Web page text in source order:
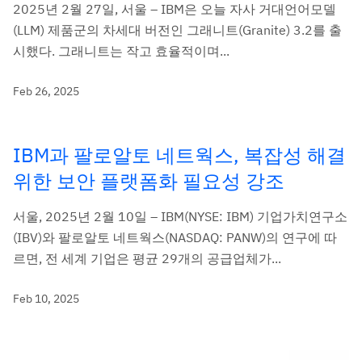
2025년 2월 27일, 서울 – IBM은 오늘 자사 거대언어모델
(LLM) 제품군의 차세대 버전인 그래니트(Granite) 3.2를 출
시했다. 그래니트는 작고 효율적이며...
Feb 26, 2025
IBM과 팔로알토 네트웍스, 복잡성 해결
위한 보안 플랫폼화 필요성 강조
서울, 2025년 2월 10일 – IBM(NYSE: IBM) 기업가치연구소
(IBV)와 팔로알토 네트웍스(NASDAQ: PANW)의 연구에 따
르면, 전 세계 기업은 평균 29개의 공급업체가...
Feb 10, 2025